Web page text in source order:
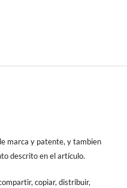
marca y patente, y tambien
descrito en el artículo.
copiar, distribuir,